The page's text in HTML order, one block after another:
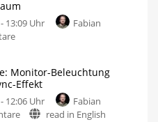
13:09 Uhr
Fabian
zu
die
Hue
Festavia
ohne
Monitor-Beleuchtung
Effekt
12:06 Uhr
Fabian
zu
read in English